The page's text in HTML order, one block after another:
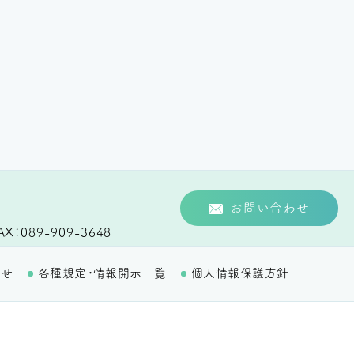
089-909-3648
お問い合わせ
各種規定・情報開示一覧 個人情報保護方針